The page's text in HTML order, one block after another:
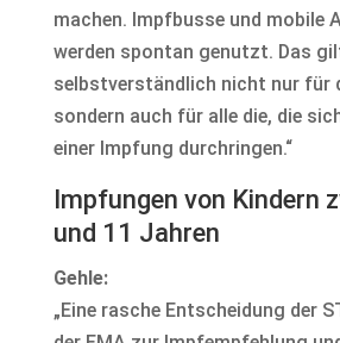
machen. Impfbusse und mobile
werden spontan genutzt. Das
selbstverständlich nicht nur für
sondern auch für alle die, die
einer Impfung durchringen.“
Impfungen von Kindern
und 11 Jahren
Gehle:
„Eine rasche Entscheidung der